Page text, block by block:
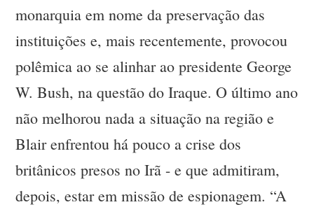
monarquia em nome da preservação das
instituições e, mais recentemente, provocou
polêmica ao se alinhar ao presidente George
W. Bush, na questão do Iraque. O último ano
não melhorou nada a situação na região e
Blair enfrentou há pouco a crise dos
britânicos presos no Irã - e que admitiram,
depois, estar em missão de espionagem. “A